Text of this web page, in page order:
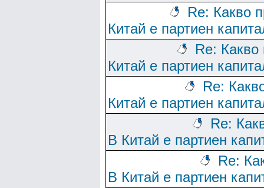
Re: Какво
Китай е партиен
Re:
Китай е партиен
Re:
Китай е партиен
Re:
В Китай е партиен
Re:
В Китай е партиен